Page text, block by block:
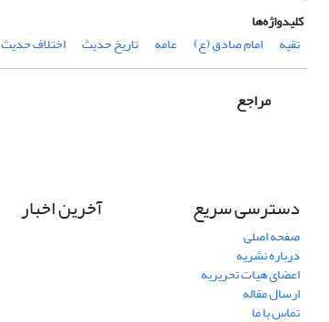
کلیدواژه‌ها
تقیه
امام صادق (ع) عامه تاریخ حدیث اختلاف حدیث
مراجع
دسترسی سریع
صفحه اصلی
درباره نشریه
اعضای هیات تحریریه
ارسال مقاله
تماس با ما
آخرین اخبار